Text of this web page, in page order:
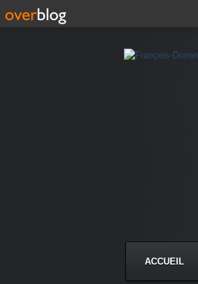
ACCUEIL